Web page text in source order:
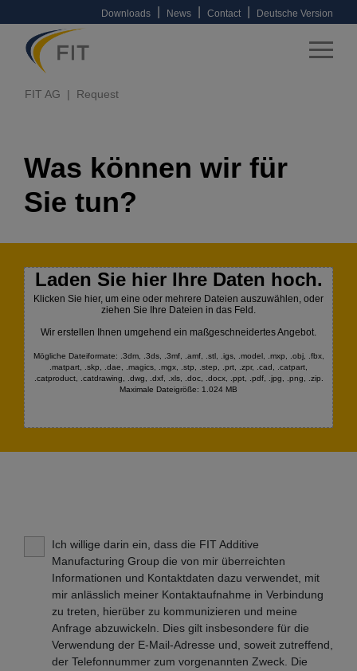
Downloads News Contact Deutsche Version
FIT AG Request
Was können wir für
Sie tun?
Laden Sie hier Ihre Daten hoch.
Klicken Sie hier, um eine oder mehrere Dateien auszuwählen, oder
ziehen Sie Ihre Dateien in das Feld.
Wir erstellen Ihnen umgehend ein maßgeschneidertes Angebot.
Mögliche Dateiformate: .3dm, .3ds, .3mf, .amf, .stl, .igs, .model, .mxp, .obj, .fbx,
.matpart, .skp, .dae, .magics, .mgx, .stp, .step, .prt, .zpr, .cad, .catpart,
.catproduct, .catdrawing, .dwg, .dxf, .xls, .doc, .docx, .ppt, .pdf, .jpg, .png, .zip.
Maximale Dateigröße: 1.024 MB
Ich willige darin ein, dass die FIT Additive
Manufacturing Group die von mir überreichten
Informationen und Kontaktdaten dazu verwendet, mit
mir anlässlich meiner Kontaktaufnahme in Verbindung
zu treten, hierüber zu kommunizieren und meine
Anfrage abzuwickeln. Dies gilt insbesondere für die
Verwendung der E-Mail-Adresse und, soweit zutreffend,
der Telefonnummer zum vorgenannten Zweck. Die